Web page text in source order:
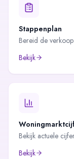
Stappenplan
Bereid de
Bekijk
Bekijk actuele
Bekijk